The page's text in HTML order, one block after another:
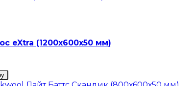
eXtra (1200х600х50 мм)